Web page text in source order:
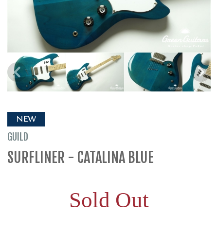
NEW
GUILD
SURFLINER - CATALINA BLUE
Sold Out